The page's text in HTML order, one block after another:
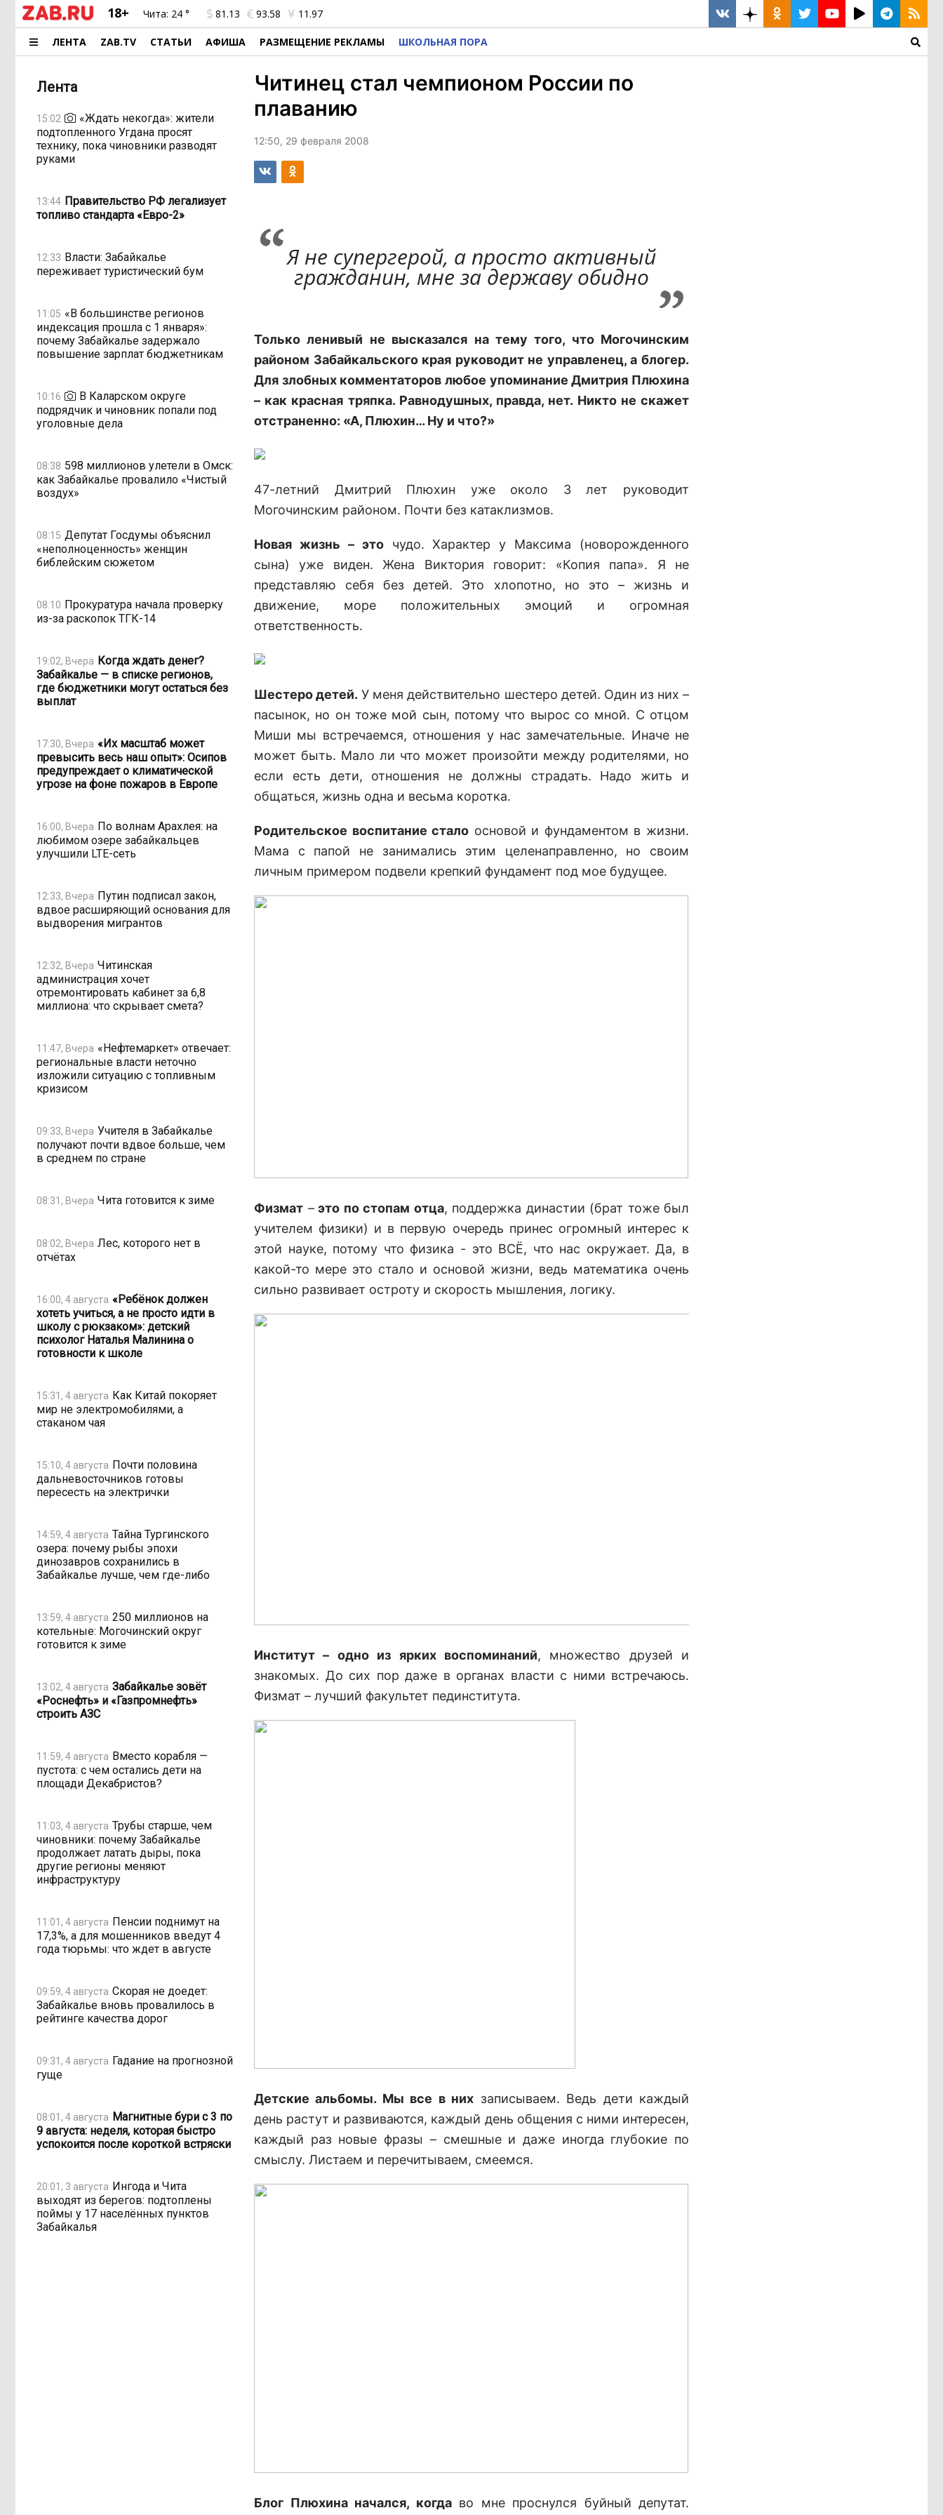
18+ Чита: 24 ° 81.13 93.58 11.97
ЛЕНТА ZAB.TV СТАТЬИ АФИША РАЗМЕЩЕНИЕ РЕКЛАМЫ ШКОЛЬНАЯ ПОРА
Лента
15:02
«Ждать некогда»: жители
подтопленного Угдана просят
технику, пока чиновники разводят
руками
13:44 Правительство РФ легализует
топливо стандарта «Евро-2»
12:33 Власти: Забайкалье
переживает туристический бум
11:05 «В большинстве регионов
индексация прошла с 1 января»:
почему Забайкалье задержало
повышение зарплат бюджетникам
10:16
В Каларском округе
подрядчик и чиновник попали под
уголовные дела
08:38 598 миллионов улетели в Омск:
как Забайкалье провалило «Чистый
воздух»
08:15 Депутат Госдумы объяснил
«неполноценность» женщин
библейским сюжетом
08:10 Прокуратура начала проверку
из-за раскопок ТГК-14
19:02, Вчера Когда ждать денег?
Забайкалье — в списке регионов,
где бюджетники могут остаться без
выплат
17:30, Вчера «Их масштаб может
превысить весь наш опыт»: Осипов
предупреждает о климатической
угрозе на фоне пожаров в Европе
16:00, Вчера По волнам Арахлея: на
любимом озере забайкальцев
улучшили LTE-сеть
12:33, Вчера Путин подписал закон,
вдвое расширяющий основания для
выдворения мигрантов
12:32, Вчера Читинская
администрация хочет
отремонтировать кабинет за 6,8
миллиона: что скрывает смета?
11:47, Вчера «Нефтемаркет» отвечает:
региональные власти неточно
изложили ситуацию с топливным
кризисом
09:33, Вчера Учителя в Забайкалье
получают почти вдвое больше, чем
в среднем по стране
08:31, Вчера Чита готовится к зиме
08:02, Вчера Лес, которого нет в
отчётах
16:00, 4 августа «Ребёнок должен
хотеть учиться, а не просто идти в
школу с рюкзаком»: детский
психолог Наталья Малинина о
готовности к школе
15:31, 4 августа Как Китай покоряет
мир не электромобилями, а
стаканом чая
15:10, 4 августа Почти половина
дальневосточников готовы
пересесть на электрички
14:59, 4 августа Тайна Тургинского
озера: почему рыбы эпохи
динозавров сохранились в
Забайкалье лучше, чем где-либо
13:59, 4 августа 250 миллионов на
котельные: Могочинский округ
готовится к зиме
13:02, 4 августа Забайкалье зовёт
«Роснефть» и «Газпромнефть»
строить АЗС
11:59, 4 августа Вместо корабля —
пустота: с чем остались дети на
площади Декабристов?
11:03, 4 августа Трубы старше, чем
чиновники: почему Забайкалье
продолжает латать дыры, пока
другие регионы меняют
инфраструктуру
11:01, 4 августа Пенсии поднимут на
17,3%, а для мошенников введут 4
года тюрьмы: что ждет в августе
09:59, 4 августа Скорая не доедет:
Забайкалье вновь провалилось в
рейтинге качества дорог
09:31, 4 августа Гадание на прогнозной
гуще
08:01, 4 августа Магнитные бури с 3 по
9 августа: неделя, которая быстро
успокоится после короткой встряски
20:01, 3 августа Ингода и Чита
выходят из берегов: подтоплены
поймы у 17 населённых пунктов
Забайкалья
Читинец стал чемпионом России по
плаванию
12:50, 29 февраля 2008
Я не супергерой, а просто активный
гражданин, мне за державу обидно
Только ленивый не высказался на тему того, что Могочинским
районом Забайкальского края руководит не управленец, а блогер.
Для злобных комментаторов любое упоминание Дмитрия Плюхина
– как красная тряпка. Равнодушных, правда, нет. Никто не скажет
отстраненно: «А, Плюхин… Ну и что?»
47-летний Дмитрий Плюхин уже около 3 лет руководит
Могочинским районом. Почти без катаклизмов.
Новая жизнь – эточудо. Характер у Максима (новорожденного
сына) уже виден. Жена Виктория говорит: «Копия папа». Я не
представляю себя без детей. Это хлопотно, но это – жизнь и
движение, море положительных эмоций и огромная
ответственность.
Шестеро детей. У меня действительно шестеро детей. Один из них –
пасынок, но он тоже мой сын, потому что вырос со мной. С отцом
Миши мы встречаемся, отношения у нас замечательные. Иначе не
может быть. Мало ли что может произойти между родителями, но
если есть дети, отношения не должны страдать. Надо жить и
общаться, жизнь одна и весьма коротка.
Родительское воспитание стало основой и фундаментом в жизни.
Мама с папой не занимались этим целенаправленно, но своим
личным примером подвели крепкий фундамент под мое будущее.
Физмат –это по стопам отца, поддержка династии (брат тоже был
учителем физики) и в первую очередь принес огромный интерес к
этой науке, потому что физика - это ВСЁ, что нас окружает. Да, в
какой-то мере это стало и основой жизни, ведь математика очень
сильно развивает остроту и скорость мышления, логику.
Институт – одно из ярких воспоминаний, множество друзей и
знакомых. До сих пор даже в органах власти с ними встречаюсь.
Физмат – лучший факультет пединститута.
Детские альбомы. Мы все в них записываем. Ведь дети каждый
день растут и развиваются, каждый день общения с ними интересен,
каждый раз новые фразы – смешные и даже иногда глубокие по
смыслу. Листаем и перечитываем, смеемся.
Блог Плюхина начался, когдаво мне проснулся буйный депутат.